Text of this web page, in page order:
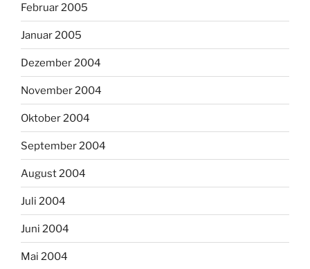
Februar 2005
Januar 2005
Dezember 2004
November 2004
Oktober 2004
September 2004
August 2004
Juli 2004
Juni 2004
Mai 2004